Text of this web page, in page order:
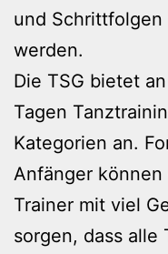
und
werden.
Die TSG bietet
Tagen
Kategorien an.
Anfänger
Trainer mit viel
sorgen, dass alle